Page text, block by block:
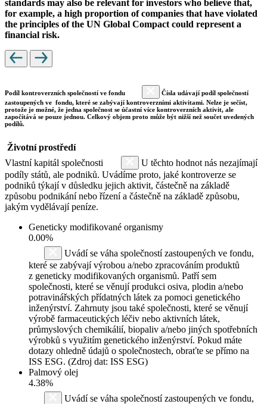
standards may also be relevant for investors who believe that,
for example, a high proportion of companies that have violated
the principles of the UN Global Compact could represent a
financial risk.
Podíl kontroverzních společností ve fondu
Čísla udávají podíl společností
zastoupených ve fondu, které se zabývají kontroverzními aktivitami. Nelze je sečíst,
protože je možné, že jedna společnost se účastní více kontroverzních aktivit, ale
započítává se pouze jednou. Celkový objem proto může být nižší než součet uvedených
podílů.
Životní prostředí
Vlastní kapitál společnosti
U těchto hodnot nás nezajímají
podíly států, ale podniků. Uvádíme proto, jaké kontroverze se
podniků týkají v důsledku jejich aktivit, částečně na základě
způsobu podnikání nebo řízení a částečně na základě způsobu,
jakým vydělávají peníze.
Geneticky modifikované organismy
0.00%
Uvádí se váha společností zastoupených ve fondu,
které se zabývají výrobou a/nebo zpracováním produktů
z geneticky modifikovaných organismů. Patří sem
společnosti, které se věnují produkci osiva, plodin a/nebo
potravinářských přídatných látek za pomoci genetického
inženýrství. Zahrnuty jsou také společnosti, které se věnují
výrobě farmaceutických léčiv nebo aktivních látek,
průmyslových chemikálií, biopaliv a/nebo jiných spotřebních
výrobků s využitím genetického inženýrství. Pokud máte
dotazy ohledně údajů o společnostech, obraťte se přímo na
ISS ESG. (Zdroj dat: ISS ESG)
Palmový olej
4.38%
Uvádí se váha společností zastoupených ve fondu,